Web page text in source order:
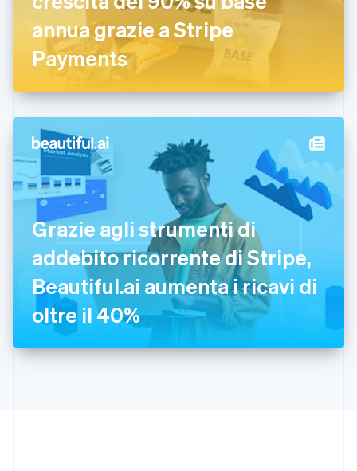
annua grazie a Stripe
Payments
Grazie agli strumenti di
addebito ricorrente di Stripe,
Beautiful.ai aumenta i ricavi di
oltre il 40%
English
Finlandia
English Svenska
Francia
Germania
日本語English
Gibilterra
Grecia
English
India
English
Irlanda
English
Italia
Italiano English
Lettonia
English
Liechtenstein